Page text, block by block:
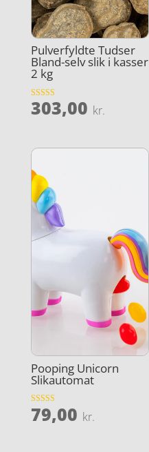
Pulverfyldte Tudser
Bland-selv slik i kasser
2 kg
Vurderet
3.9
303,00 kr.
Pooping Unicorn
Slikautomat
Vurderet
3.7
79,00 kr.